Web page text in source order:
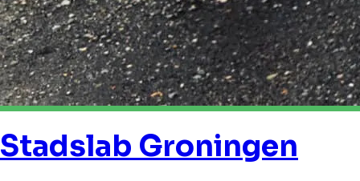
Stadslab Groningen